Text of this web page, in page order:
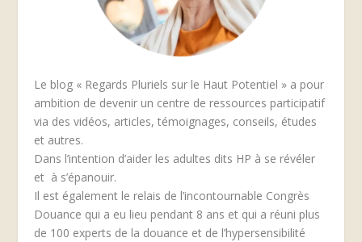
Le blog « Regards Pluriels sur le Haut Potentiel » a pour
ambition de devenir un centre de ressources participatif
via des vidéos, articles, témoignages, conseils, études
et autres.
Dans l’intention d’aider les adultes dits HP à se révéler
et à s’épanouir.
Il est également le relais de l’incontournable Congrès
Douance qui a eu lieu pendant 8 ans et qui a réuni plus
de 100 experts de la douance et de l’hypersensibilité